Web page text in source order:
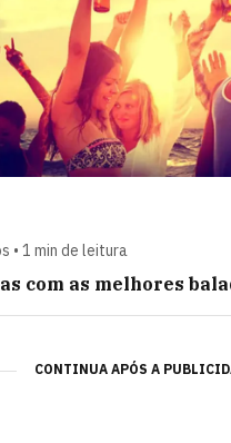
• 1 min de leitura
com as melhores
CONTINUA APÓS A